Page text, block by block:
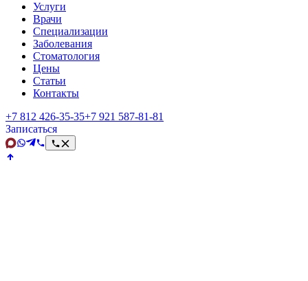
Услуги
Врачи
Специализации
Заболевания
Стоматология
Цены
Статьи
Контакты
+7 812 426‑35‑35+7 921 587‑81‑81
Записаться